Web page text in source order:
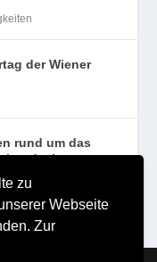
zu
Webseite
Zur
der Wiener
rund um das
Landesinnung